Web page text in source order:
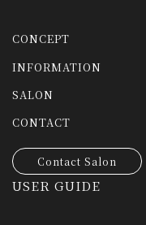
CONCEPT
INFORMATION
SALON
CONTACT
Contact Salon
USER GUIDE